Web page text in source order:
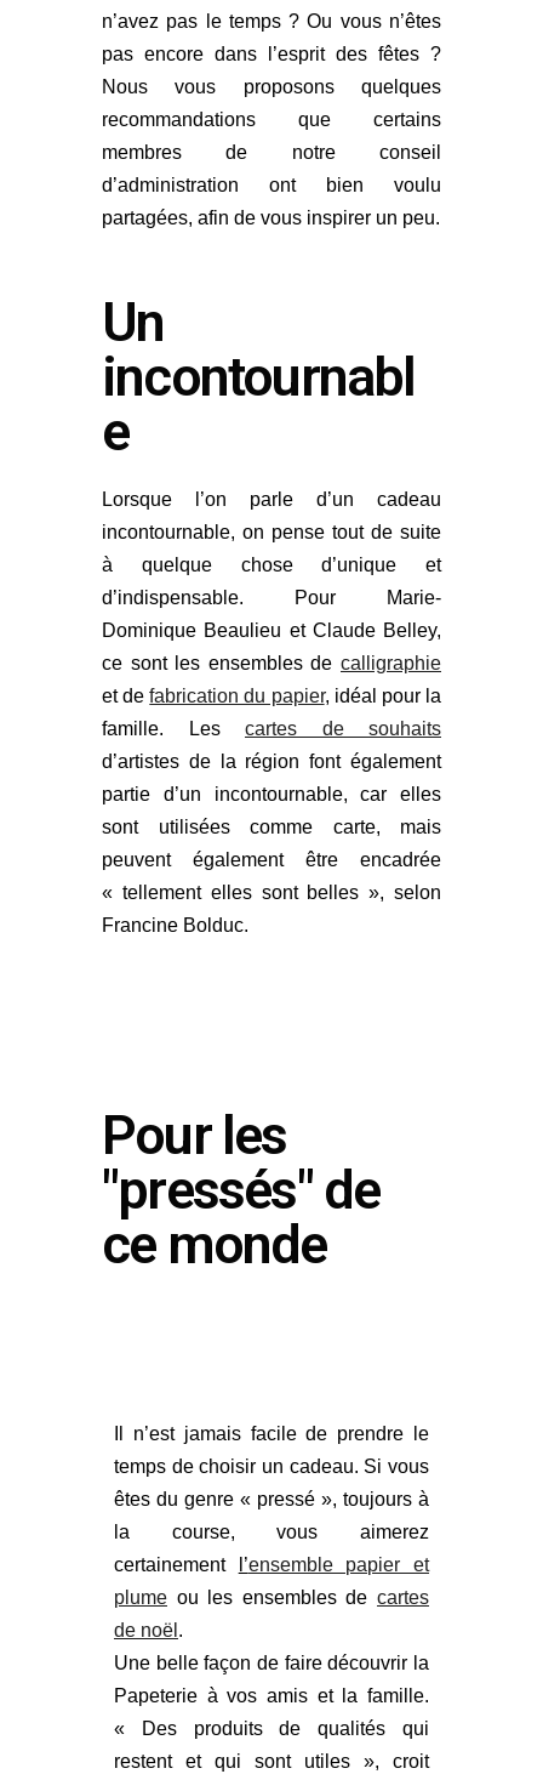
n’avez pas le temps ? Ou vous n’êtes
pas encore dans l’esprit des fêtes ?
Nous vous proposons quelques
recommandations que certains
membres de notre conseil
d’administration ont bien voulu
partagées, afin de vous inspirer un peu.
Un
incontournabl
e
Lorsque l’on parle d’un cadeau
incontournable, on pense tout de suite
à quelque chose d’unique et
d’indispensable. Pour Marie-
Dominique Beaulieu et Claude Belley,
ce sont les ensembles de calligraphie
et defabrication du papier, idéal pour la
famille. Les cartes de souhaits
d’artistes de la région font également
partie d’un incontournable, car elles
sont utilisées comme carte, mais
peuvent également être encadrée
« tellement elles sont belles », selon
Francine Bolduc.
Pour les
"pressés" de
ce monde
Il n’est jamais facile de prendre le
temps de choisir un cadeau. Si vous
êtes du genre « pressé », toujours à
la course, vous aimerez
certainement
l’ensemble papier et
plume ou les ensembles de cartes
de noël .
Une belle façon de faire découvrir la
Papeterie à vos amis et la famille.
« Des produits de qualités qui
restent et qui sont utiles », croit